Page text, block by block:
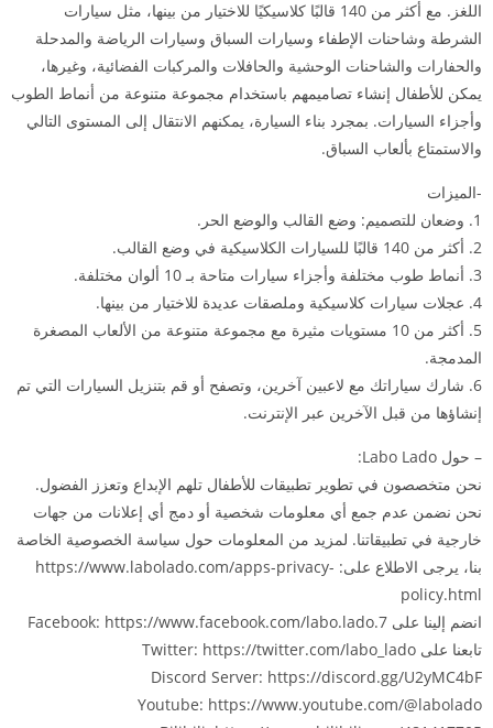
اللغز. مع أكثر من 140 قالبًا كلاسيكيًا للاختيار من بينها، مثل سيارات
الشرطة وشاحنات الإطفاء وسيارات السباق وسيارات الرياضة والمدحلة
والحفارات والشاحنات الوحشية والحافلات والمركبات الفضائية، وغيرها،
يمكن للأطفال إنشاء تصاميمهم باستخدام مجموعة متنوعة من أنماط الطوب
وأجزاء السيارات. بمجرد بناء السيارة، يمكنهم الانتقال إلى المستوى التالي
والاستمتاع بألعاب السباق.
-الميزات
1. وضعان للتصميم: وضع القالب والوضع الحر.
2. أكثر من 140 قالبًا للسيارات الكلاسيكية في وضع القالب.
3. أنماط طوب مختلفة وأجزاء سيارات متاحة بـ 10 ألوان مختلفة.
4. عجلات سيارات كلاسيكية وملصقات عديدة للاختيار من بينها.
5. أكثر من 10 مستويات مثيرة مع مجموعة متنوعة من الألعاب المصغرة
المدمجة.
6. شارك سياراتك مع لاعبين آخرين، وتصفح أو قم بتنزيل السيارات التي تم
إنشاؤها من قبل الآخرين عبر الإنترنت.
– حول Labo Lado:
نحن متخصصون في تطوير تطبيقات للأطفال تلهم الإبداع وتعزز الفضول.
نحن نضمن عدم جمع أي معلومات شخصية أو دمج أي إعلانات من جهات
خارجية في تطبيقاتنا. لمزيد من المعلومات حول سياسة الخصوصية الخاصة
بنا، يرجى الاطلاع على: https://www.labolado.com/apps-privacy-
policy.html
انضم إلينا على Facebook: https://www.facebook.com/labo.lado.7
تابعنا على Twitter: https://twitter.com/labo_lado
Discord Server: https://discord.gg/U2yMC4bF
Youtube: https://www.youtube.com/@labolado